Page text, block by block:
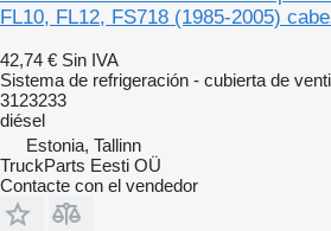
FL10, FL12, FS718 (1985-2005)
42,74 € Sin IVA
Sistema de refrigeración - cubierta de
3123233
diésel
Estonia, Tallinn
TruckParts Eesti OÜ
Contacte con el vendedor